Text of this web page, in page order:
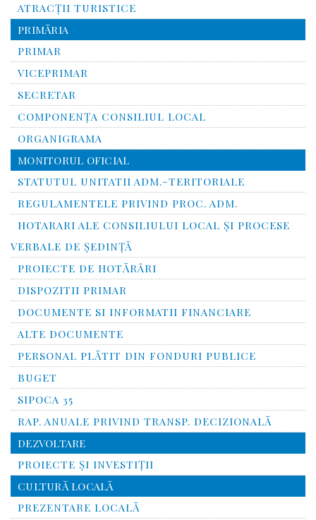
ATRACȚII TURISTICE
PRIMĂRIA
PRIMAR
VICEPRIMAR
SECRETAR
COMPONENȚA CONSILIUL LOCAL
ORGANIGRAMA
MONITORUL OFICIAL
STATUTUL UNITATII ADM.-TERITORIALE
REGULAMENTELE PRIVIND PROC. ADM.
HOTARARI ALE CONSILIULUI LOCAL ȘI PROCESE
VERBALE DE ȘEDINȚĂ
PROIECTE DE HOTĂRÂRI
DISPOZITII PRIMAR
DOCUMENTE SI INFORMATII FINANCIARE
ALTE DOCUMENTE
PERSONAL PLĂTIT DIN FONDURI PUBLICE
BUGET
SIPOCA 35
RAP. ANUALE PRIVIND TRANSP. DECIZIONALĂ
DEZVOLTARE
PROIECTE ȘI INVESTIȚII
CULTURĂ LOCALĂ
PREZENTARE LOCALĂ